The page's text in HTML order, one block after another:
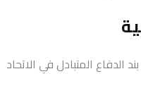
المتبادل في الاتحاد